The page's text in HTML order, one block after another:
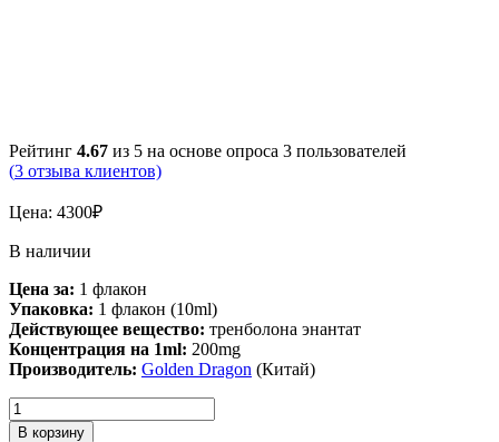
Рейтинг 4.67 из 5 на основе опроса 3 пользователей
(3 отзыва клиентов)
Цена: 4300₽
В наличии
Цена за: 1 флакон
Упаковка: 1 флакон (10ml)
Действующее вещество: тренболона энантат
Концентрация на 1ml: 200mg
Производитель: Golden Dragon (Китай)
В корзину